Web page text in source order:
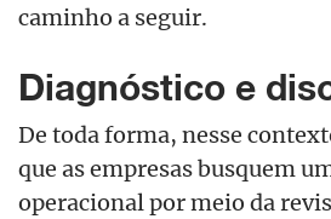
caminho a seguir.
Diagnóstico e
De toda forma, nesse
que as empresas busquem
operacional por meio da